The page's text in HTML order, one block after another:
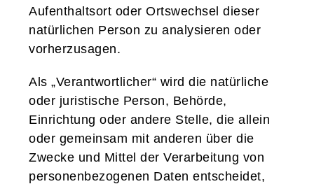
Aufenthaltsort oder Ortswechsel dieser
natürlichen Person zu analysieren oder
vorherzusagen.
Als „Verantwortlicher“ wird die natürliche
oder juristische Person, Behörde,
Einrichtung oder andere Stelle, die allein
oder gemeinsam mit anderen über die
Zwecke und Mittel der Verarbeitung von
personenbezogenen Daten entscheidet,